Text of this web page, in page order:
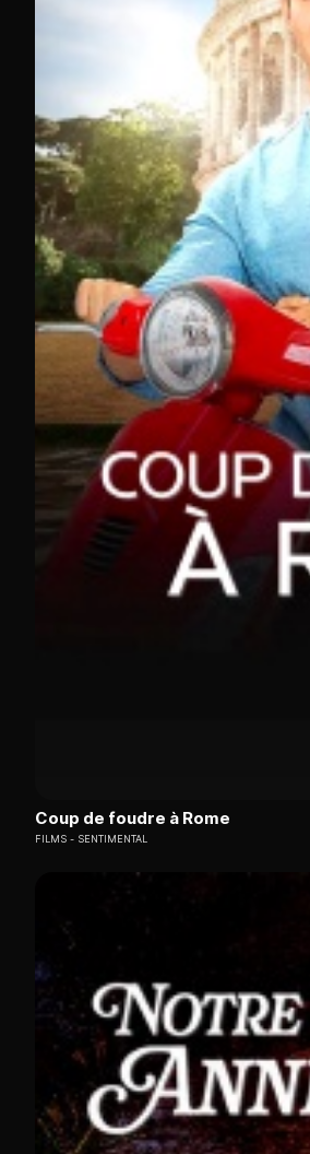
Coup de foudre à Rome
FILMS SENTIMENTAL